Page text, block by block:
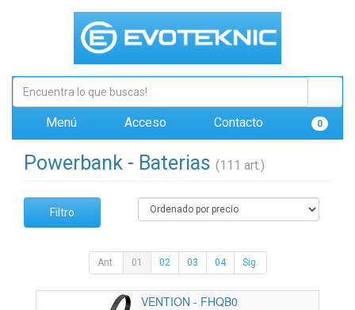
Menú Acceso Contacto 0
Powerbank - Baterias (111 art.)
Filtro
Ant. 01 02 03 04 Sig.
VENTION - FHQB0